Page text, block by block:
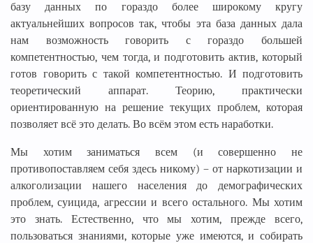
базу данных по гораздо более широкому кругу
актуальнейших вопросов так, чтобы эта база данных дала
нам возможность говорить с гораздо большей
компетентностью, чем тогда, и подготовить актив, который
готов говорить с такой компетентностью. И подготовить
теоретический аппарат. Теорию, практически
ориентированную на решение текущих проблем, которая
позволяет всё это делать. Во всём этом есть наработки.
Мы хотим заниматься всем (и совершенно не
противопоставляем себя здесь никому) – от наркотизации и
алкоголизации нашего населения до демографических
проблем, суицида, агрессии и всего остального. Мы хотим
это знать. Естественно, что мы хотим, прежде всего,
пользоваться знаниями, которые уже имеются, и собирать